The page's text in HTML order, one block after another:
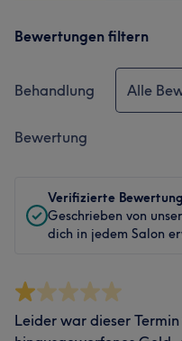
Bewertungen filtern
Behandlung Alle
Bewertung
Verifizierte
Geschrieben von
dich in jedem Salon
Leider war dieser